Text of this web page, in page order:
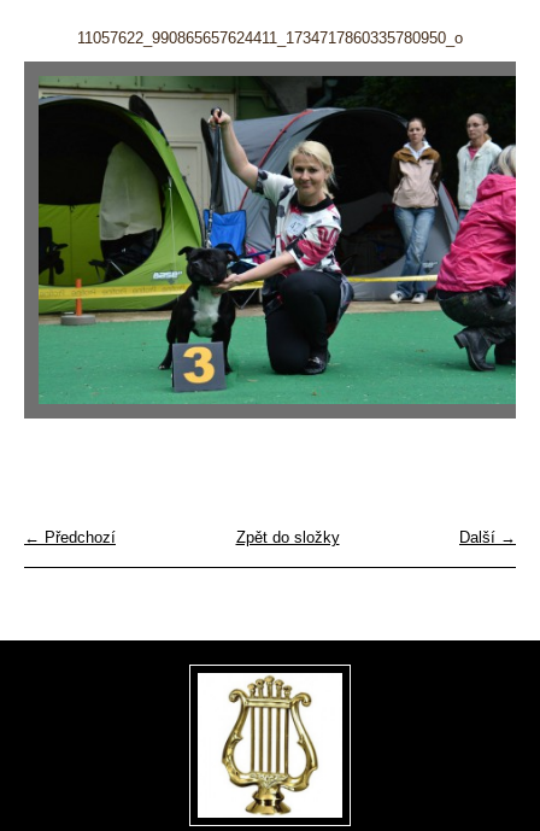
11057622_990865657624411_1734717860335780950_o
← Předchozí Další →
Zpět do složky